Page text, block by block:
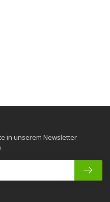
in unserem Newsletter